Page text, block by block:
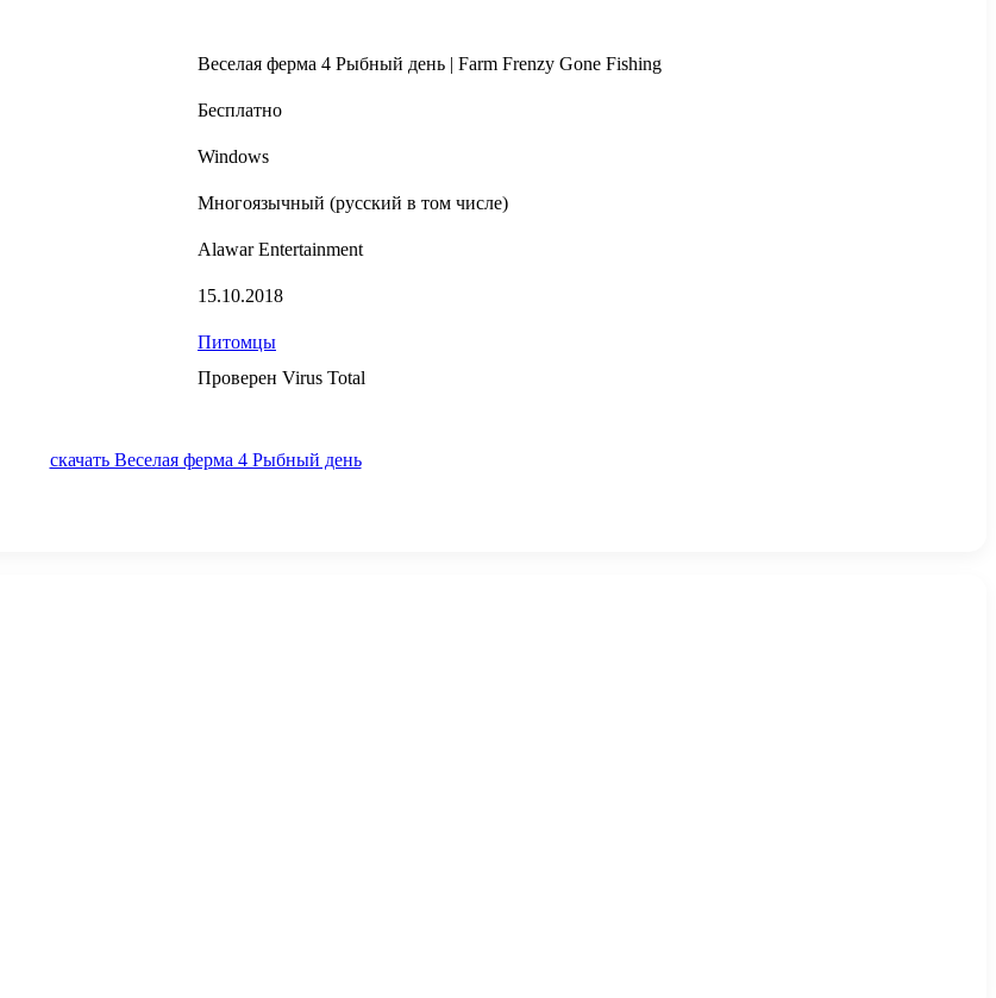
Веселая ферма 4 Рыбный день | Farm Frenzy Gone Fishing
Бесплатно
Windows
Многоязычный (русский в том числе)
Alawar Entertainment
15.10.2018
Питомцы
Проверен Virus Total
скачать Веселая ферма 4 Рыбный день